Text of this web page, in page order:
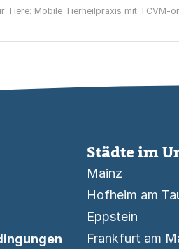
Tiere: Mobile Tierheilpraxis mit TCVM-
Städte im
Mainz
Hofheim am
Eppstein
Frankfurt am